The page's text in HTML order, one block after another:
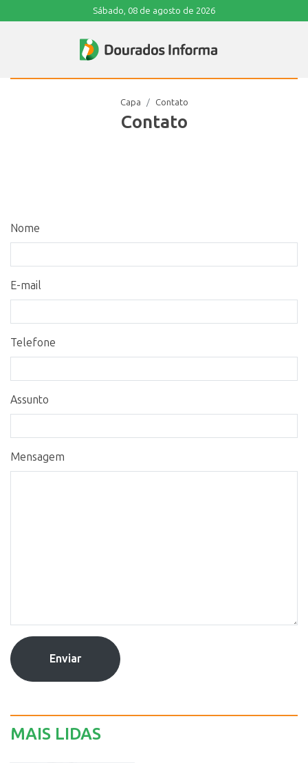
Sábado, 08 de agosto de 2026
Contato
Capa Contato
Nome
E-mail
Telefone
Assunto
Mensagem
Enviar
MAIS LIDAS